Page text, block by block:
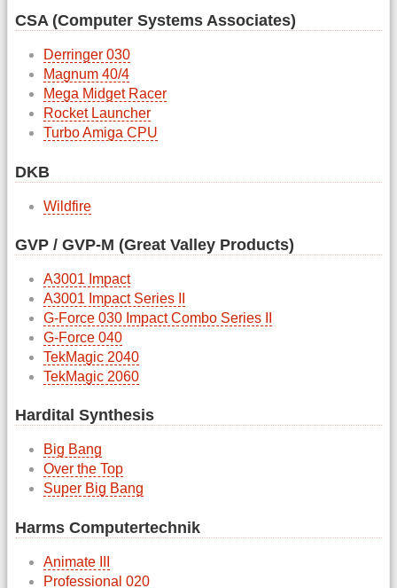
CSA (Computer Systems Associates)
Derringer 030
Magnum 40/4
Mega Midget Racer
Rocket Launcher
Turbo Amiga CPU
DKB
Wildfire
GVP / GVP-M (Great Valley Products)
A3001 Impact
A3001 Impact Series II
G-Force 030 Impact Combo Series II
G-Force 040
TekMagic 2040
TekMagic 2060
Hardital Synthesis
Big Bang
Over the Top
Super Big Bang
Harms Computertechnik
Animate III
Professional 020